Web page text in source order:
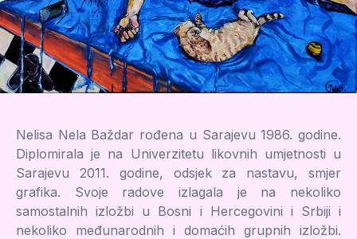
Nelisa Nela Baždar rođena u Sarajevu 1986. godine.
Diplomirala je na Univerzitetu likovnih umjetnosti u
Sarajevu 2011. godine, odsjek za nastavu, smjer
grafika. Svoje radove izlagala je na nekoliko
samostalnih izložbi u Bosni i Hercegovini i Srbiji i
nekoliko međunarodnih i domaćih grupnih izložbi.